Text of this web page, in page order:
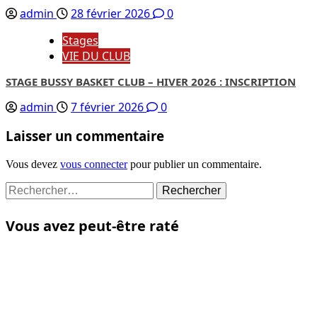
admin 28 février 2026
0
Stages
VIE DU CLUB
STAGE BUSSY BASKET CLUB – HIVER 2026 : INSCRIPTION
admin 7 février 2026 0
Laisser un commentaire
Vous devez vous connecterpour publier un commentaire.
Rechercher :
Vous avez peut-être raté